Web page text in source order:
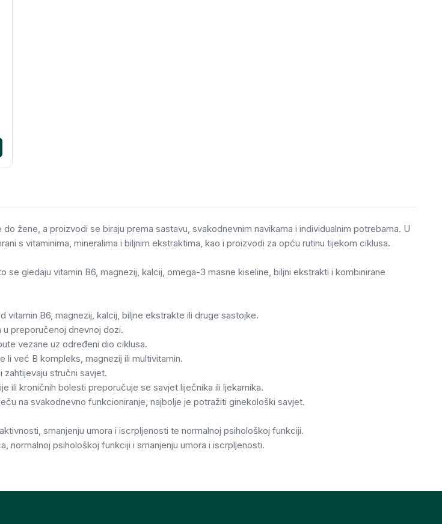
žene, a proizvodi se biraju prema sastavu, svakodnevnim navikama i individualnim potrebama. U
s vitaminima, mineralima i biljnim ekstraktima, kao i proizvodi za opću rutinu tijekom ciklusa.
se gledaju vitamin B6, magnezij, kalcij, omega-3 masne kiseline, biljni ekstrakti i kombinirane
vitamin B6, magnezij, kalcij, biljne ekstrakte ili druge sastojke.
preporučenoj dnevnoj dozi.
vezane uz određeni dio ciklusa.
li već B kompleks, magnezij ili multivitamin.
zahtijevaju stručni savjet.
ili kroničnih bolesti preporučuje se savjet liječnika ili ljekarnika.
na svakodnevno funkcioniranje, najbolje je potražiti ginekološki savjet.
smanjenju umora i iscrpljenosti te normalnoj psihološkoj funkciji.
normalnoj psihološkoj funkciji i smanjenju umora i iscrpljenosti.